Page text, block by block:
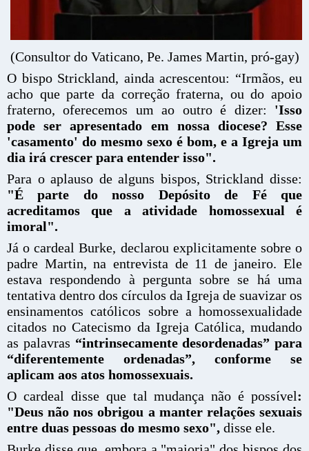
(Consultor do Vaticano, Pe. James Martin, pró-gay)
O bispo Strickland, ainda acrescentou: “Irmãos, eu
acho que parte da correção fraterna, ou do apoio
fraterno, oferecemos um ao outro é dizer: 'Isso
pode ser apresentado em nossa diocese? Esse
'casamento' do mesmo sexo é bom, e a Igreja um
dia irá crescer para entender isso".
Para o aplauso de alguns bispos, Strickland disse:
"É parte do nosso Depósito de Fé que
acreditamos que a atividade homossexual é
imoral".
Já o cardeal Burke, declarou explicitamente sobre o
padre Martin, na entrevista de 11 de janeiro. Ele
estava respondendo à pergunta sobre se há uma
tentativa dentro dos círculos da Igreja de suavizar os
ensinamentos católicos sobre a homossexualidade
citados no Catecismo da Igreja Católica, mudando
as palavras “intrinsecamente desordenadas” para
“diferentemente ordenadas”, conforme se
aplicam aos atos homossexuais.
O cardeal disse que tal mudança não é possível:
"Deus não nos obrigou a manter relações sexuais
entre duas pessoas do mesmo sexo", disse ele.